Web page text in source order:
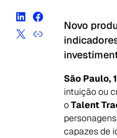
Novo
São Paulo,
intuição ou
oTalent
capazes de